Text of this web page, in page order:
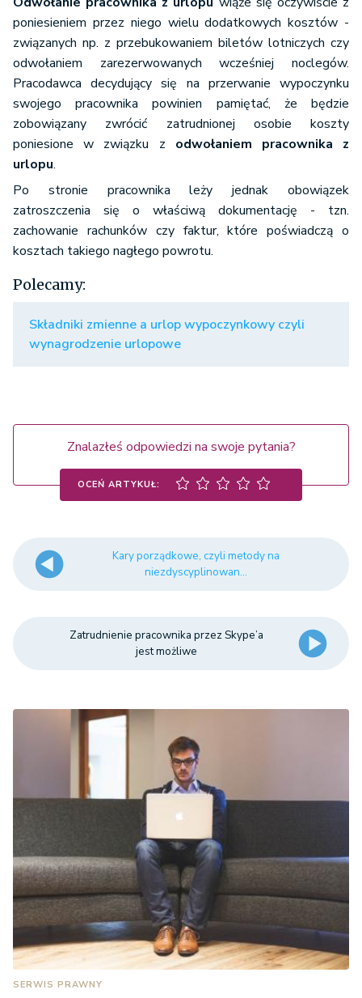
poniesieniem przez niego wielu dodatkowych kosztów -
związanych np. z przebukowaniem biletów lotniczych czy
odwołaniem zarezerwowanych wcześniej noclegów.
Pracodawca decydujący się na przerwanie wypoczynku
swojego pracownika powinien pamiętać, że będzie
zobowiązany zwrócić zatrudnionej osobie koszty
poniesione w związku z odwołaniem pracownika z
urlopu.
Po stronie pracownika leży jednak obowiązek
zatroszczenia się o właściwą dokumentację - tzn.
zachowanie rachunków czy faktur, które poświadczą o
kosztach takiego nagłego powrotu.
Polecamy:
Składniki zmienne a urlop wypoczynkowy czyli
wynagrodzenie urlopowe
Znalazłeś odpowiedzi na swoje pytania?
OCEŃ ARTYKUŁ:
Kary porządkowe, czyli metody na
niezdyscyplinowan...
Zatrudnienie pracownika przez Skype’a
jest możliwe
SERWIS PRAWNY